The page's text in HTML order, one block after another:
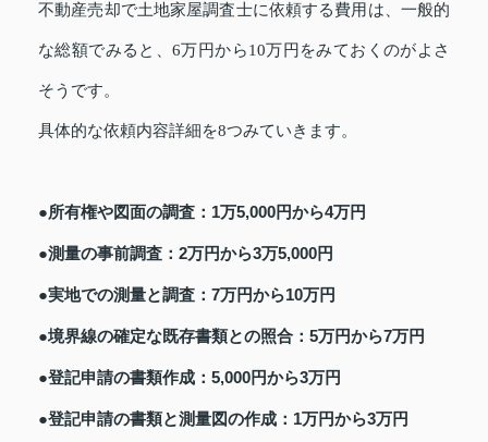
不動産売却で土地家屋調査士に依頼する費用は、一般的
な総額でみると、6万円から10万円をみておくのがよさ
そうです。
具体的な依頼内容詳細を8つみていきます。
●所有権や図面の調査：1万5,000円から4万円
●測量の事前調査：2万円から3万5,000円
●実地での測量と調査：7万円から10万円
●境界線の確定な既存書類との照合：5万円から7万円
●登記申請の書類作成：5,000円から3万円
●登記申請の書類と測量図の作成：1万円から3万円